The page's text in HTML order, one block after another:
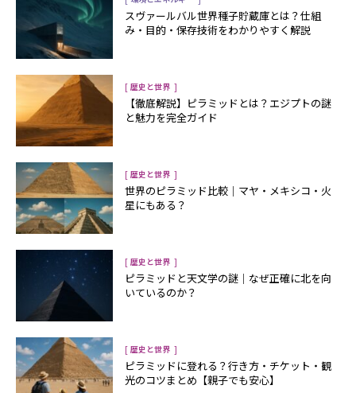
スヴァールバル世界種子貯蔵庫とは？仕組
み・目的・保存技術をわかりやすく解説
[ 歴史と世界 ]
【徹底解説】ピラミッドとは？エジプトの謎
と魅力を完全ガイド
[ 歴史と世界 ]
世界のピラミッド比較｜マヤ・メキシコ・火
星にもある？
[ 歴史と世界 ]
ピラミッドと天文学の謎｜なぜ正確に北を向
いているのか？
[ 歴史と世界 ]
ピラミッドに登れる？行き方・チケット・観
光のコツまとめ【親子でも安心】